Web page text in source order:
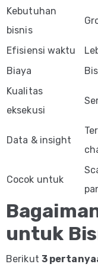
Kebutuhan
bisnis
Efisiensi waktu
Biaya
Kualitas
eksekusi
Data & insight
Cocok untuk
untuk
Berikut 3